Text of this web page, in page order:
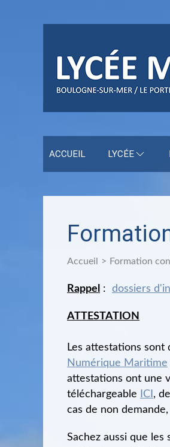
ACCUEIL LYCÉE
Accueil Formation
Rappel : dossiers
ATTESTATION
Les attestations
Numérique Maritime
attestations ont une
téléchargeable
ICI ,
cas de non
Sachez aussi que